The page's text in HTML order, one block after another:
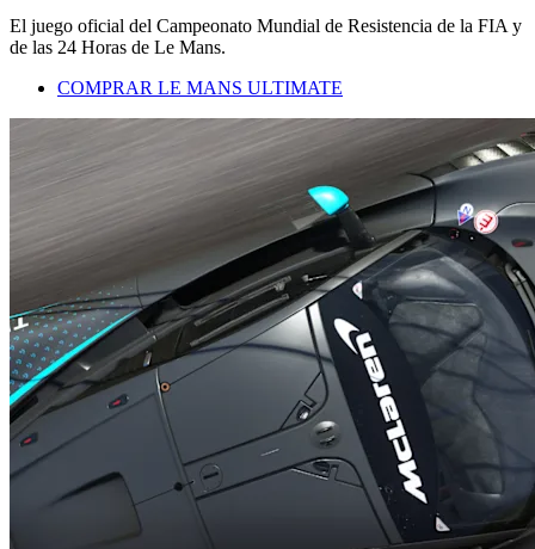
El juego oficial del Campeonato Mundial de Resistencia de la FIA y
de las 24 Horas de Le Mans.
COMPRAR LE MANS ULTIMATE